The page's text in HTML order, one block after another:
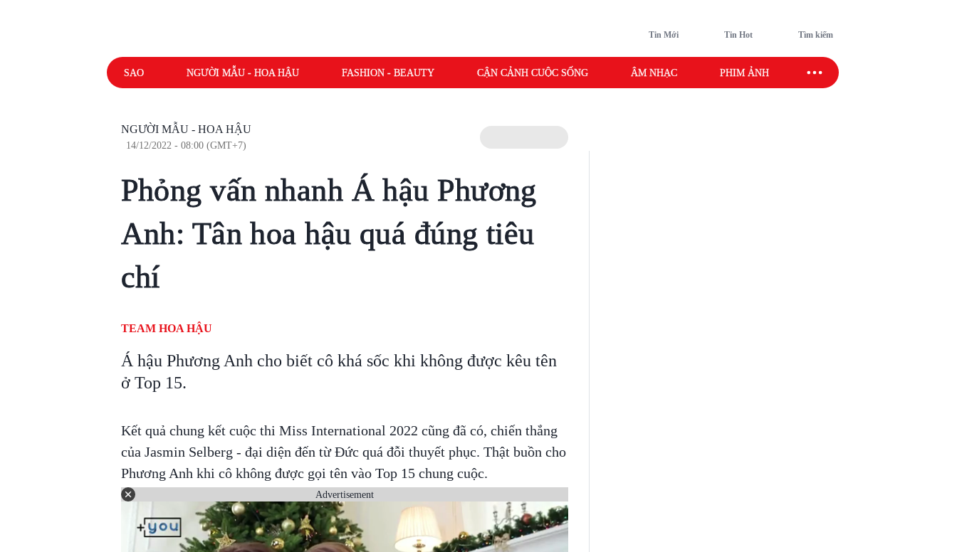
Tin Mới Tin Hot Tìm kiếm
SAO NGƯỜI MẪU - HOA HẬU FASHION - BEAUTY CẬN CẢNH CUỘC SỐNG ÂM NHẠC PHIM ẢNH SAO SPORT
NGƯỜI MẪU - HOA HẬU
14/12/2022 - 08:00 (GMT+7)
Phỏng vấn nhanh Á hậu Phương
Anh: Tân hoa hậu quá đúng tiêu
chí
TEAM HOA HẬU
Á hậu Phương Anh cho biết cô khá sốc khi không được kêu tên
ở Top 15.
Kết quả chung kết cuộc thi Miss International 2022 cũng đã có, chiến thắng
của Jasmin Selberg - đại diện đến từ Đức quá đỗi thuyết phục. Thật buồn cho
Phương Anh khi cô không được gọi tên vào Top 15 chung cuộc.
Advertisement